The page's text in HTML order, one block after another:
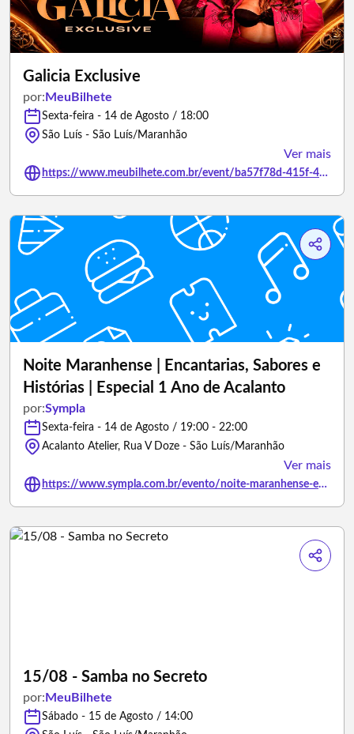
Galicia Exclusive
por: MeuBilhete
Sexta-feira - 14 de Agosto / 18:00
São Luís - São Luís/Maranhão
Ver mais
https://www.meubilhete.com.br/event/ba57f78d-415f-44ea-bc67-48a62d814bc3
Noite Maranhense | Encantarias, Sabores e
Histórias | Especial 1 Ano de Acalanto
por:Sympla
Sexta-feira - 14 de Agosto / 19:00 - 22:00
Acalanto Atelier, Rua V Doze - São Luís/Maranhão
Ver mais
https://www.sympla.com.br/evento/noite-maranhense-encantarias-sabores-e-historias-especial-1-ano-de-acalanto/3500676
15/08 - Samba no Secreto
por: MeuBilhete
Sábado - 15 de Agosto / 14:00